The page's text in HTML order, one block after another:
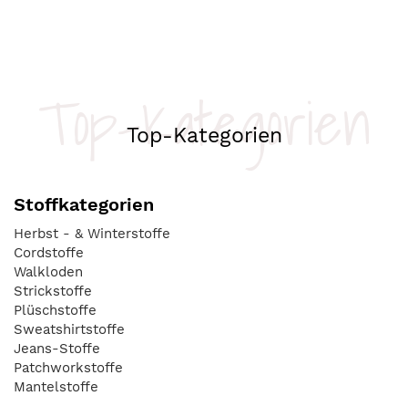
Top-Kategorien
Top-Kategorien
Stoffkategorien
Herbst - & Winterstoffe
Cordstoffe
Walkloden
Strickstoffe
Plüschstoffe
Sweatshirtstoffe
Jeans-Stoffe
Patchworkstoffe
Mantelstoffe